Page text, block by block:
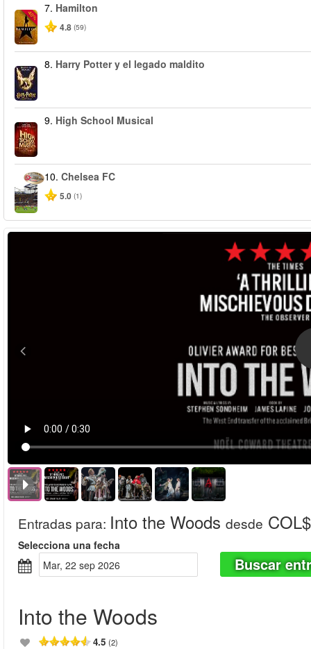
-40%
7. Hamilton
4.8 (59)
8. Harry Potter y el legado maldito
9. High School Musical
10. Chelsea FC
5.0 (1)
Entradas para: Into the Woods desde
Selecciona una fecha
mar, 22 sep 2026
Buscar
Into the Woods
4.5 (2)